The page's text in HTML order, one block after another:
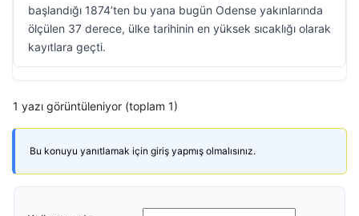
başlandığı 1874’ten bu yana bugün Odense yakınlarında
ölçülen 37 derece, ülke tarihinin en yüksek sıcaklığı olarak
kayıtlara geçti.
1 yazı görüntüleniyor (toplam 1)
Bu konuyu yanıtlamak için giriş yapmış olmalısınız.